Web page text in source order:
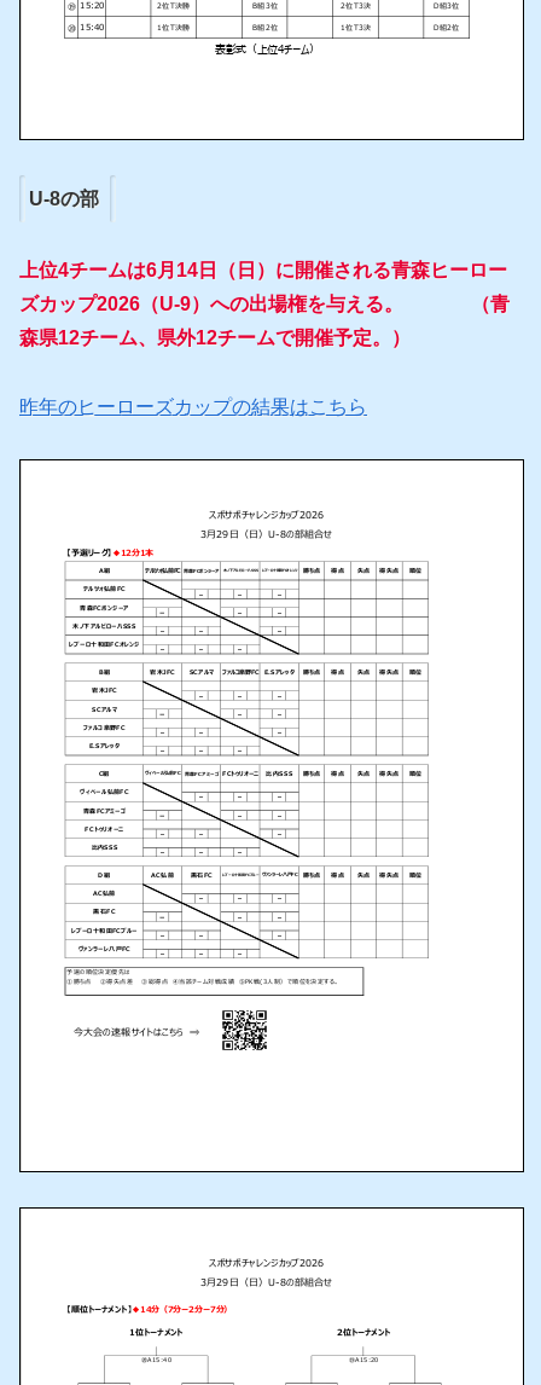
U-8の部
上位4チームは6月14日（日）に開催される青森ヒーロー
ズカップ2026（U-9）への出場権を与える。 （青
森県12チーム、県外12チームで開催予定。）
昨年のヒーローズカップの結果はこちら